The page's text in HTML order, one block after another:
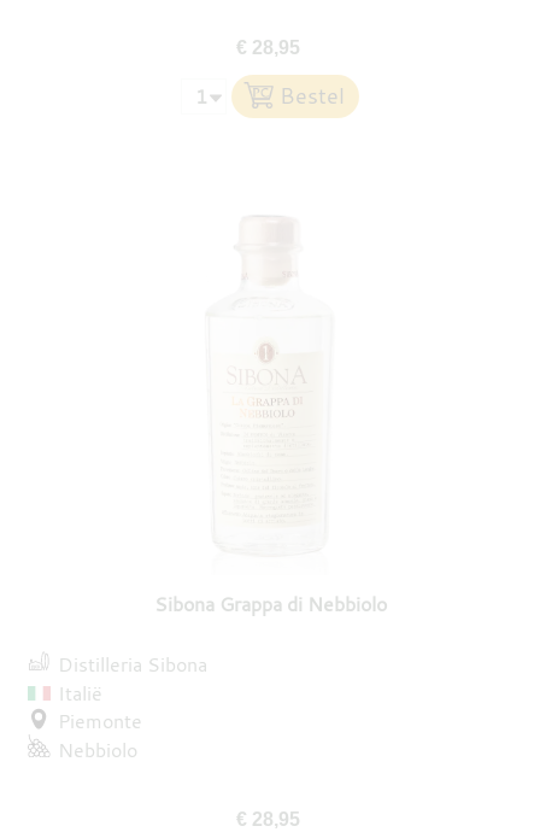
€ 28,95
Sibona Grappa di Nebbiolo
Distilleria Sibona
Italië
Piemonte
Nebbiolo
€ 28,95